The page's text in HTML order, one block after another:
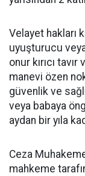
Velayet hakları
uyuşturucu
onur kırıcı
manevi özen
güvenlik ve
veya babaya
aydan bir yıla
Ceza
mahkeme